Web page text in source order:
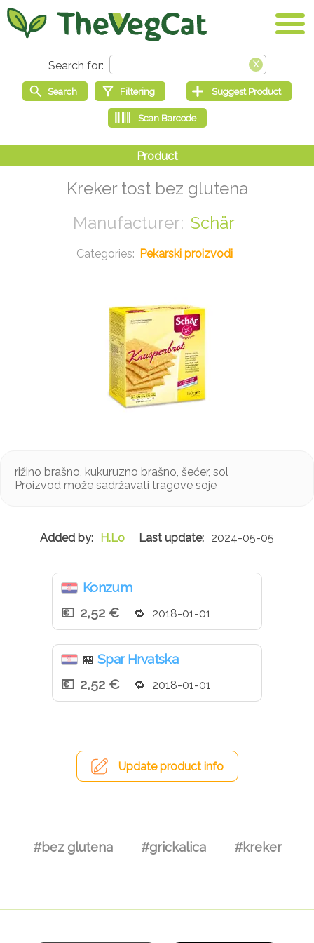
Kreker tost bez glutena
Schär
Pekarski proizvodi
rižino brašno, kukuruzno brašno, šećer, sol
Proizvod može sadržavati tragove soje
H.Lo 2024-05-05
Konzum
2,52 €
2018-01-01
🏪 Spar Hrvatska
2,52 €
2018-01-01
Update product info
#bez glutena #grickalica #kreker